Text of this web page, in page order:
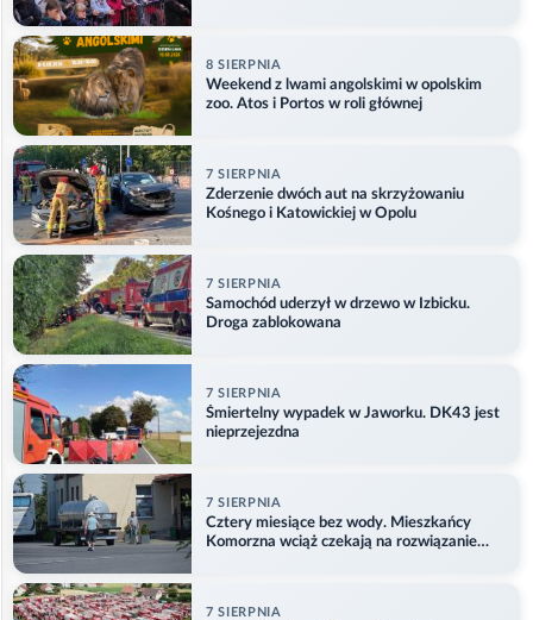
8 SIERPNIA
Weekend z lwami angolskimi w opolskim
zoo. Atos i Portos w roli głównej
7 SIERPNIA
Zderzenie dwóch aut na skrzyżowaniu
Kośnego i Katowickiej w Opolu
7 SIERPNIA
Samochód uderzył w drzewo w Izbicku.
Droga zablokowana
7 SIERPNIA
Śmiertelny wypadek w Jaworku. DK43 jest
nieprzejezdna
7 SIERPNIA
Cztery miesiące bez wody. Mieszkańcy
Komorzna wciąż czekają na rozwiązanie
7 SIERPNIA